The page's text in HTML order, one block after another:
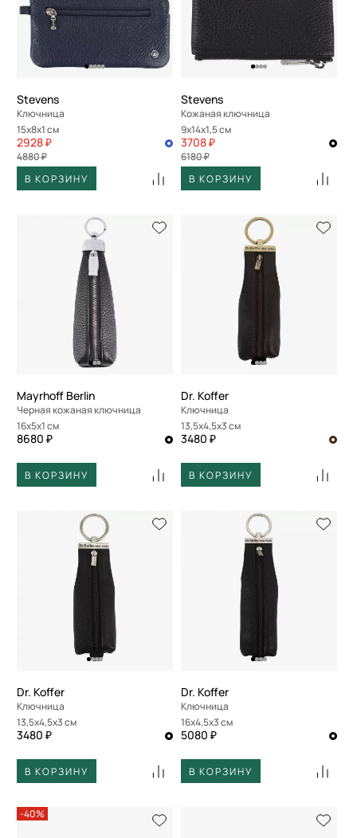
Stevens
Ключница
15x8x1 см
2928 ₽
4880 ₽
В КОРЗИНУ
Stevens
Кожаная ключница
9x14x1,5 см
3708 ₽
6180 ₽
В КОРЗИНУ
Mayrhoff Berlin
Черная кожаная ключница
16x5x1 см
8680 ₽
В КОРЗИНУ
Dr. Koffer
Ключница
13,5x4,5x3 см
3480 ₽
В КОРЗИНУ
Dr. Koffer
Ключница
13,5x4,5x3 см
3480 ₽
В КОРЗИНУ
Dr. Koffer
Ключница
16x4,5x3 см
5080 ₽
В КОРЗИНУ
-40%